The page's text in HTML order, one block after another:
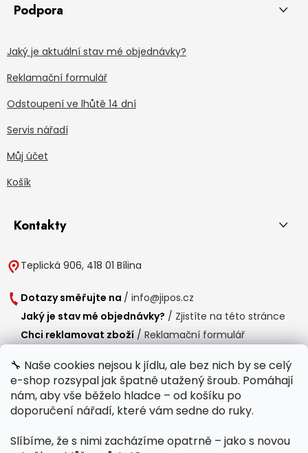
🔧 Naše cookies nejsou k jídlu, ale bez nich by se celý
e-shop rozsypal jak špatně utažený šroub. Pomáhají
nám, aby vše běželo hladce – od košíku po
doporučení nářadí, které vám sedne do ruky.
Slíbíme, že s nimi zacházíme opatrně – jako s novou
Podpora
Jaký je aktuální stav mé objednávky?
Reklamační formulář
Odstoupení ve lhůtě 14 dní
Servis nářadí
Můj účet
Košík
Kontakty
Teplická 906, 418 01 Bílina
Dotazy směřujte na / info@jipos.cz
Jaký je stav mé objednávky? / Zjistíte na této stránce
Chci reklamovat zboží / Reklamační formulář
Provozní doba
Po-Čt / 8:00 - 15:00
Polední přestávka /11:00 - 11:30